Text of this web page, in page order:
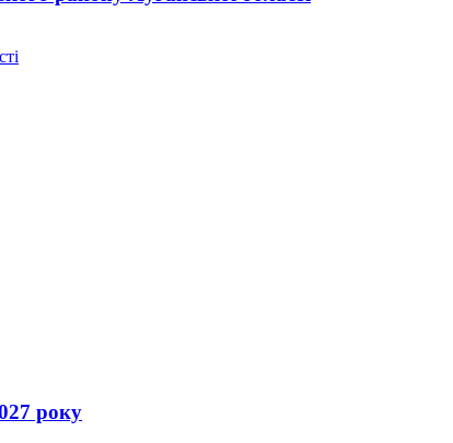
року